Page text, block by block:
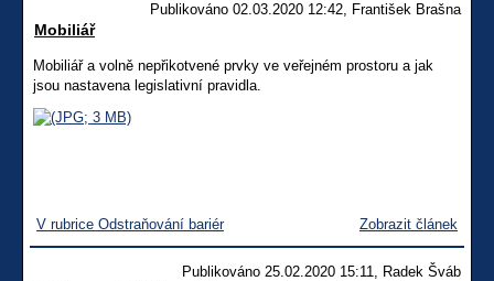
Publikováno 02.03.2020 12:42, František Brašna
Mobiliář
Mobiliář a volně nepřikotvené prvky ve veřejném prostoru a jak
jsou nastavena legislativní pravidla.
V rubrice Odstraňování bariér Zobrazit článek
Publikováno 25.02.2020 15:11, Radek Šváb